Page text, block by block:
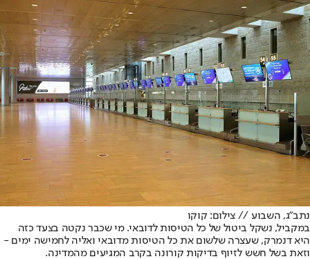
נתב"ג, השבוע // צילום: קוקו
במקביל, נשקל ביטול של כל הטיסות לדובאי. מי שכבר נקטה בצעד כזה
היא דנמרק, שעצרה שלשום את כל הטיסות מדובאי ואליה לחמישה ימים -
וזאת בשל חשש לזיוף בדיקות קורונה בקרב המגיעים מהמדינה.